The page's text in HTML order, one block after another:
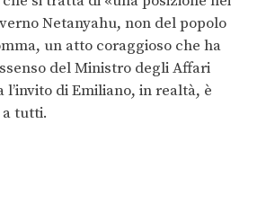
Netanyahu, non del popolo
un atto coraggioso che ha
del Ministro degli Affari
l’invito di Emiliano, in realtà, è
tutti.